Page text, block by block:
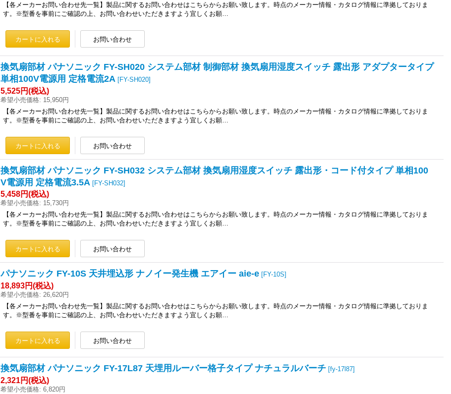
【各メーカーお問い合わせ先一覧】製品に関するお問い合わせはこちらからお願い致します。時点のメーカー情報・カタログ情報に準拠しておりま
す。※型番を事前にご確認の上、お問い合わせいただきますよう宜しくお願…
換気扇部材 パナソニック FY-SH020 システム部材 制御部材 換気扇用湿度スイッチ 露出形 アダプタータイプ
単相100V電源用 定格電流2A [FY-SH020]
5,525円(税込)
希望小売価格: 15,950円
【各メーカーお問い合わせ先一覧】製品に関するお問い合わせはこちらからお願い致します。時点のメーカー情報・カタログ情報に準拠しておりま
す。※型番を事前にご確認の上、お問い合わせいただきますよう宜しくお願…
換気扇部材 パナソニック FY-SH032 システム部材 換気扇用湿度スイッチ 露出形・コード付タイプ 単相100
V電源用 定格電流3.5A [FY-SH032]
5,458円(税込)
希望小売価格: 15,730円
【各メーカーお問い合わせ先一覧】製品に関するお問い合わせはこちらからお願い致します。時点のメーカー情報・カタログ情報に準拠しておりま
す。※型番を事前にご確認の上、お問い合わせいただきますよう宜しくお願…
パナソニック FY-10S 天井埋込形 ナノイー発生機 エアイー aie-e [FY-10S]
18,893円(税込)
希望小売価格: 26,620円
【各メーカーお問い合わせ先一覧】製品に関するお問い合わせはこちらからお願い致します。時点のメーカー情報・カタログ情報に準拠しておりま
す。※型番を事前にご確認の上、お問い合わせいただきますよう宜しくお願…
換気扇部材 パナソニック FY-17L87 天埋用ルーバー格子タイプ ナチュラルバーチ [fy-17l87]
2,321円(税込)
希望小売価格: 6,820円